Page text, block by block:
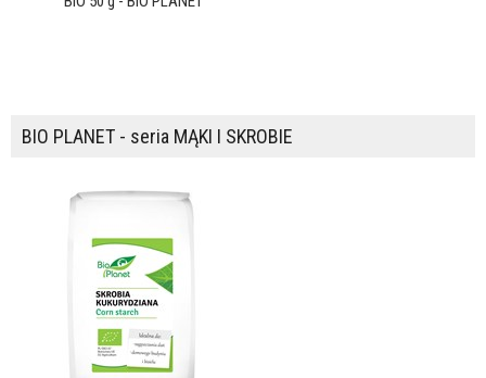
BIO PLANET - seria MĄKI I SKROBIE